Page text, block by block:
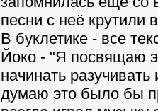
песни с неё крутили
В буклетике - все
Йоко - "Я посвящаю
начинать
думаю это было бы